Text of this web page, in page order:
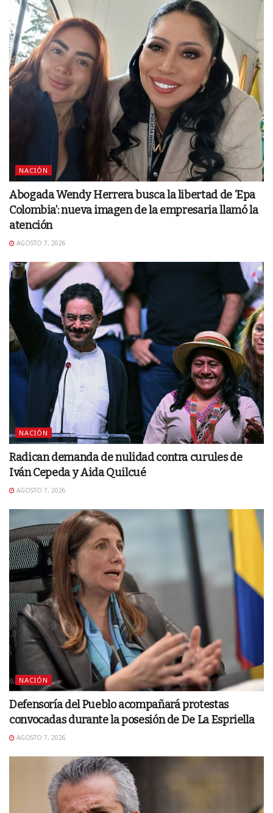
NACIÓN
Abogada Wendy Herrera busca la libertad de ‘Epa
Colombia’: nueva imagen de la empresaria llamó la
atención
AGOSTO 7, 2026
NACIÓN
Radican demanda de nulidad contra curules de
Iván Cepeda y Aida Quilcué
AGOSTO 7, 2026
NACIÓN
Defensoría del Pueblo acompañará protestas
convocadas durante la posesión de De La Espriella
AGOSTO 7, 2026